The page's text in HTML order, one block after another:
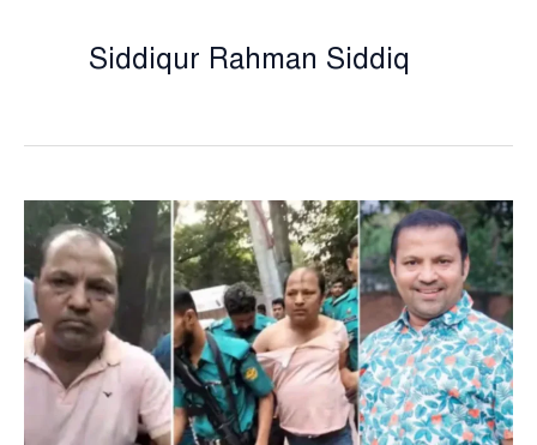
Siddiqur Rahman Siddiq